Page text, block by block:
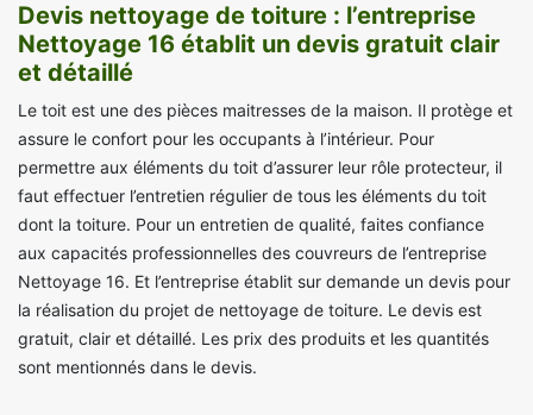
Devis nettoyage de toiture : l’entreprise
Nettoyage 16 établit un devis gratuit clair
et détaillé
Le toit est une des pièces maitresses de la maison. Il protège et
assure le confort pour les occupants à l’intérieur. Pour
permettre aux éléments du toit d’assurer leur rôle protecteur, il
faut effectuer l’entretien régulier de tous les éléments du toit
dont la toiture. Pour un entretien de qualité, faites confiance
aux capacités professionnelles des couvreurs de l’entreprise
Nettoyage 16. Et l’entreprise établit sur demande un devis pour
la réalisation du projet de nettoyage de toiture. Le devis est
gratuit, clair et détaillé. Les prix des produits et les quantités
sont mentionnés dans le devis.